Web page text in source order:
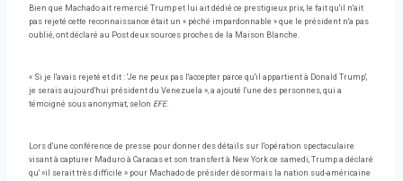
Bien que Machado ait remercié Trump et lui ait dédié ce prestigieux prix, le fait qu'il n'ait
pas rejeté cette reconnaissance était un « péché impardonnable » que le président n'a pas
oublié, ont déclaré au Post deux sources proches de la Maison Blanche.
« Si je l'avais rejeté et dit : 'Je ne peux pas l'accepter parce qu'il appartient à Donald Trump',
je serais aujourd'hui président du Venezuela », a ajouté l'une des personnes, qui a
témoigné sous anonymat, selon EFE.
Lors d'une conférence de presse pour donner des détails sur l'opération spectaculaire
visant à capturer Maduro à Caracas et son transfert à New York ce samedi, Trump a déclaré
qu' »il serait très difficile » pour Machado de présider désormais la nation sud-américaine